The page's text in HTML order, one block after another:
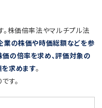
株価倍率法やマルチプル法
業の株価や時価総額などを参
の倍率を求め、評価対象の
求めます。
す。